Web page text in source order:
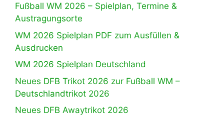
Fußball WM 2026 – Spielplan, Termine &
Austragungsorte
WM 2026 Spielplan PDF zum Ausfüllen &
Ausdrucken
WM 2026 Spielplan Deutschland
Neues DFB Trikot 2026 zur Fußball WM –
Deutschlandtrikot 2026
Neues DFB Awaytrikot 2026